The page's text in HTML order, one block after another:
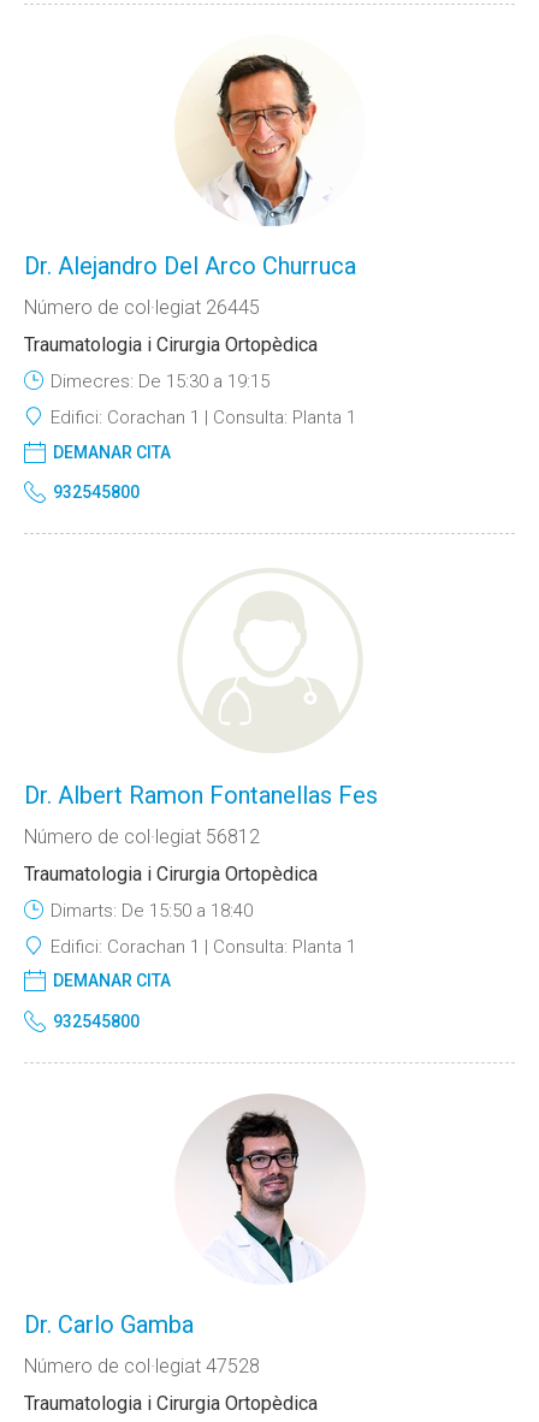
Dr. Alejandro Del Arco Churruca
Número de col·legiat 26445
Traumatologia i Cirurgia Ortopèdica
Dimecres: De 15:30 a 19:15
Edifici: Corachan 1 Consulta: Planta 1
DEMANAR CITA
932545800
Dr. Albert Ramon Fontanellas Fes
Número de col·legiat 56812
Traumatologia i Cirurgia Ortopèdica
Dimarts: De 15:50 a 18:40
Edifici: Corachan 1 Consulta: Planta 1
DEMANAR CITA
932545800
Dr. Carlo Gamba
Número de col·legiat 47528
Traumatologia i Cirurgia Ortopèdica